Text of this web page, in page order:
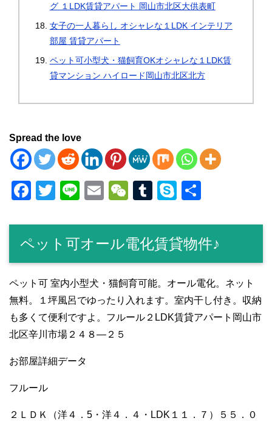
グ １LDK賃貸アパート 岡山市北区大供表町
女子の一人暮らし オシャレな１LDK インテリア
部屋 賃貸アパート
ペット可小型犬・猫飼育OKオシャレな１LDK賃
貸マンション ハイロード岡山市北区北方
Spread the love
F
c
e
b
o
o
k
T
tt
er
Li
e
E
ail
W
C
h
at
T
m
bl
r
S
p
e
ペット可オール電化賃貸物件♪
ペット可 室内小型犬・猫飼育可能。オール電化。ネット
無料。１坪風呂でゆったり入れます。室内干し付き。収納
も多くて便利ですよ。フルール２LDK賃貸アパート岡山市
北区辛川市場２４８―２５
お部屋詳細データ
フルール
２ＬＤＫ（洋４．5・洋４．４・LDK１１．７）５５．０